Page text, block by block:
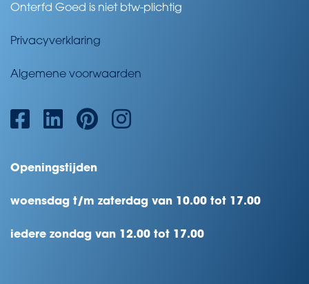
Onterfd Goed is niet btw-plichtig
Privacyverklaring
Algemene voorwaarden
Openingstijden
woensdag t/m zaterdag van 10.00 tot 17.00
iedere zondag van 12.00 tot 17.00